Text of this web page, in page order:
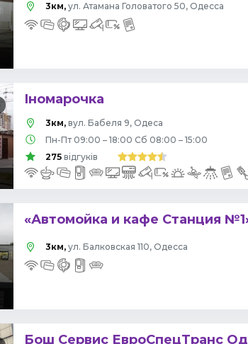
3км, ул. Атамана Головатого 50, Одесса
Іномарочка
3км, вул. Бабеля 9, Одеса
Пн-Пт 09:00 – 18:00 Сб 08:00 – 15:00
275 відгуків
«Автомойка и кафе Станция
3км, ул. Балковская 110, Одесса
Бош Сервис ЕвроСпецТранс